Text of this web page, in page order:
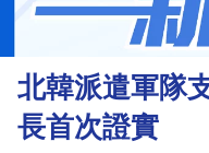
市
財
商
北韓派遣軍隊
長首次證實